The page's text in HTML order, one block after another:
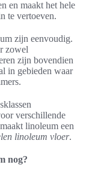
en maakt het hele
te vertoeven.
zijn eenvoudig.
zowel
zijn bovendien
in gebieden waar
verschillende
linoleum een
linoleum vloer.
nog?